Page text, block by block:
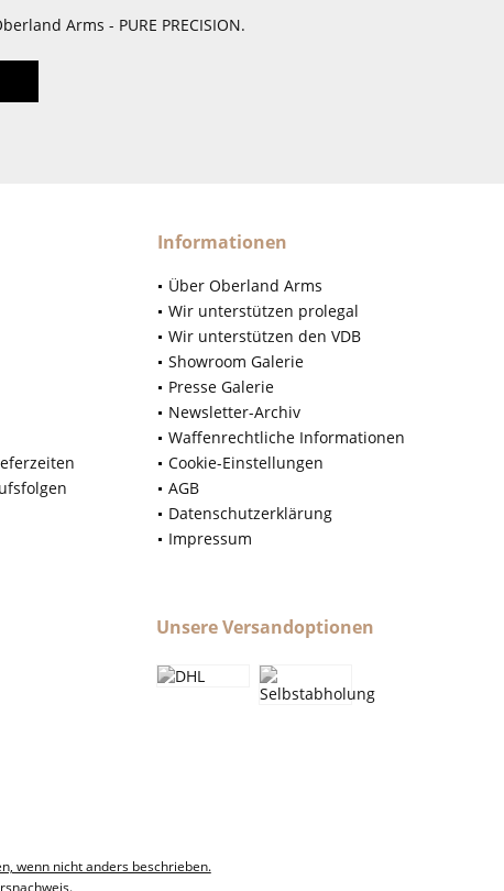
Arms - PURE PRECISION.
Informationen
Über Oberland Arms
Wir unterstützen prolegal
Wir unterstützen den VDB
Showroom Galerie
Presse Galerie
Newsletter-Archiv
Waffenrechtliche Informationen
Cookie-Einstellungen
AGB
Datenschutzerklärung
Impressum
Unsere Versandoptionen
wenn nicht anders beschrieben.